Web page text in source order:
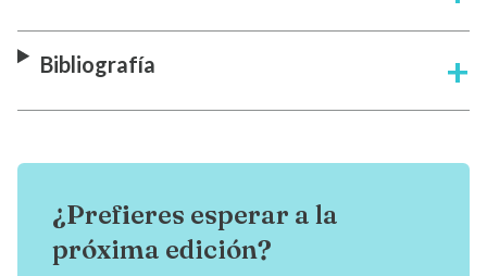
Bibliografía
¿Prefieres esperar a la
próxima edición?